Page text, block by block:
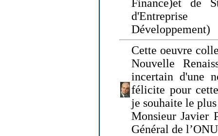
Finance)et de
Développement)
Cette oeuvre
Nouvelle
incertain d'une
félicite pour
je souhaite le
Monsieur Javier
Général de